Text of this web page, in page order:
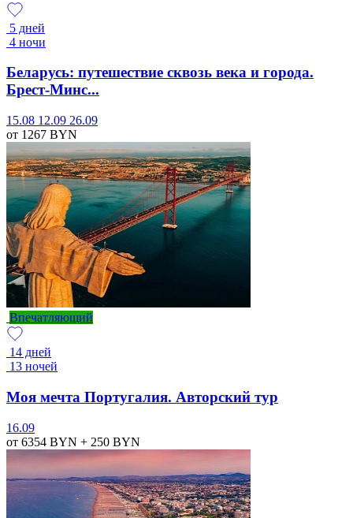
5 дней
4 ночи
Беларусь: путешествие сквозь века и города.
Брест-Минс...
15.08 12.09 26.09
от 1267 BYN
Впечатляющий
14 дней
13 ночей
Моя мечта Португалия. Авторский тур
16.09
от 6354 BYN + 250 BYN